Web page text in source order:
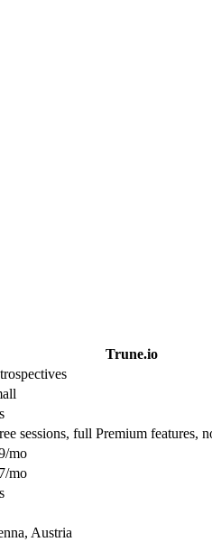
Trune.io
sessions, full Premium features,
mo
mo
Austria